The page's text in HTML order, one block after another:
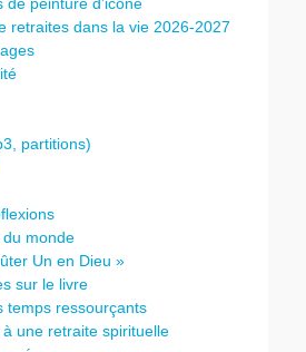
retraites dans la vie 2026-2027
partitions)
monde
Un en Dieu »
sur le livre
temps ressourçants
une retraite spirituelle